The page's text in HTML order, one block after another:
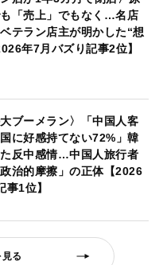
「売上」でもなく…名店
ベテラン店主が明かした“想
年7月バズり記事2位】
大ブーメラン〉「中国人客
に好感持てない72%」韓
反中感情…中国人旅行者
治的摩擦」の正体【2026
事1位】
る